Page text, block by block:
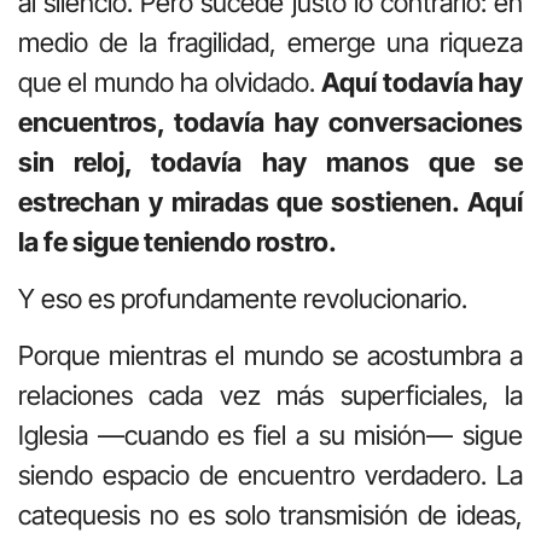
medio de la fragilidad, emerge una riqueza
que el mundo ha olvidado.Aquí todavía hay
encuentros, todavía hay conversaciones
sin reloj, todavía hay manos que se
estrechan y miradas que sostienen. Aquí
la fe sigue teniendo rostro.
Y eso es profundamente revolucionario.
Porque mientras el mundo se acostumbra a
relaciones cada vez más superficiales, la
Iglesia —cuando es fiel a su misión— sigue
siendo espacio de encuentro verdadero. La
catequesis no es solo transmisión de ideas,